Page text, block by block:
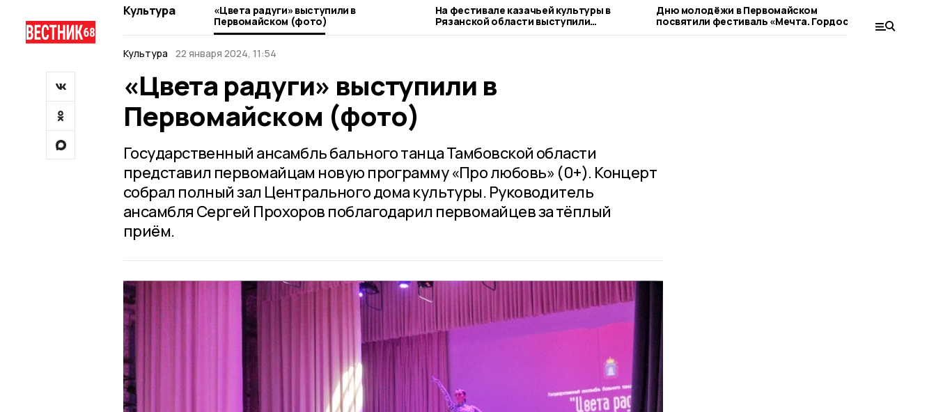
Культура
«Цвета радуги» выступили в
Первомайском (фото)
На фестивале казачьей культуры в
Рязанской области выступили
первомайцы
Дню молодёжи в Первомайском
посвятили фестиваль «Мечта. Гордость.
Единство» (фото)
посвятят
Единство»
Культура
22 января 2024, 11:54
«Цвета радуги» выступили в
Первомайском (фото)
Государственный ансамбль бального танца Тамбовской области
представил первомайцам новую программу «Про любовь» (0+). Концерт
собрал полный зал Центрального дома культуры. Руководитель
ансамбля Сергей Прохоров поблагодарил первомайцев за тёплый
приём.